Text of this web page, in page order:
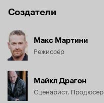
Создатели
Макс Мартини
Режиссёр
Майкл Драгон
Сценарист, Продюсер